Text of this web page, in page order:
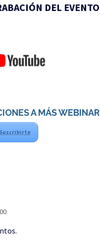
DEL EVENTO
A MÁS
Suscribirte